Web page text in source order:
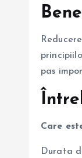
pas
Care
Durata